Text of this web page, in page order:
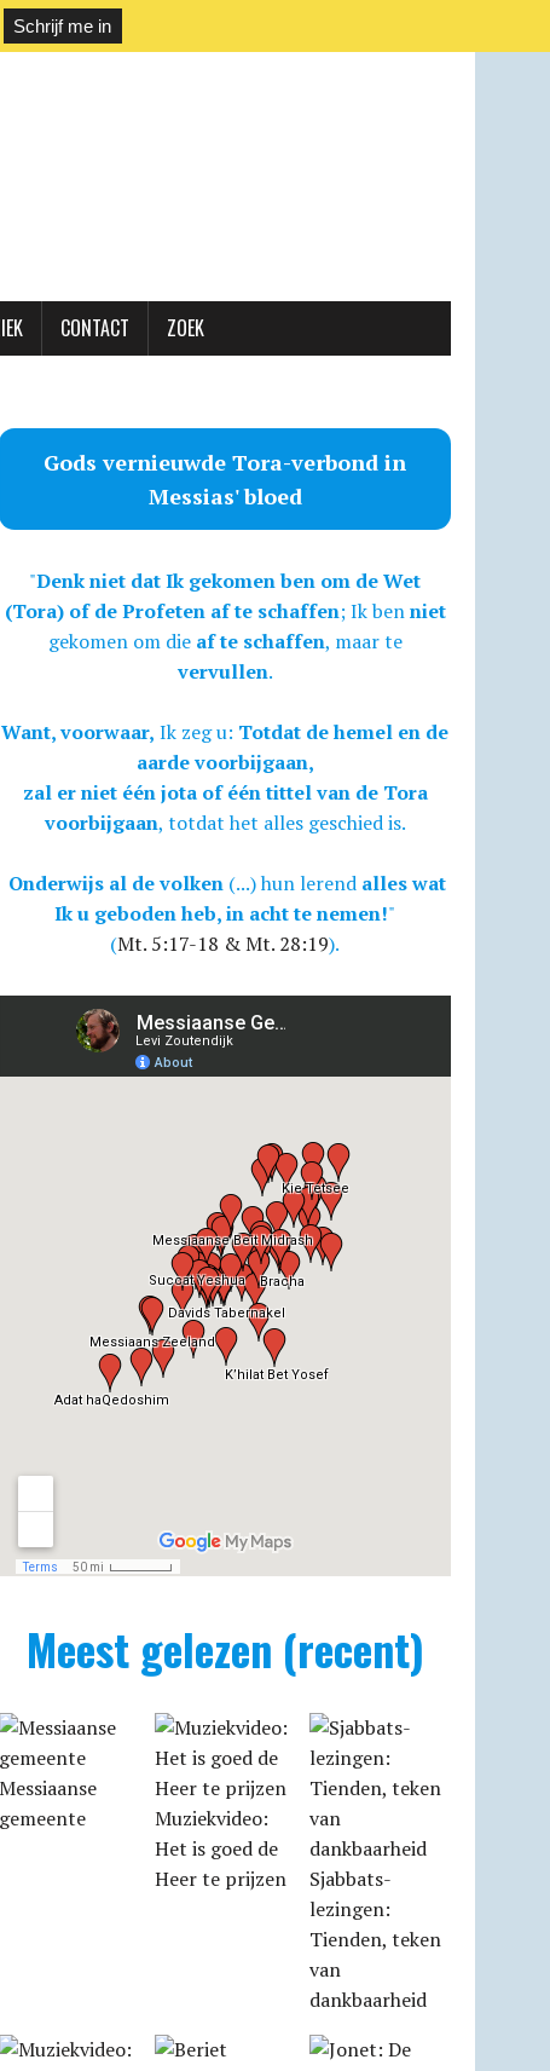
CONTACT ZOEK
Gods vernieuwde Tora-verbond in
Messias' bloed
"Denk niet dat Ik gekomen ben om de Wet
(Tora) of de Profeten af te schaffen; Ik benniet
gekomen om die af te schaffen, maar te
vervullen.
Want, voorwaar, Ik zeg u: Totdat de hemel en de
aarde voorbijgaan,
zal er niet één jota of één tittel van de Tora
voorbijgaan, totdat het alles geschied is.
Onderwijs al de volken (...) hun lerend alles wat
Ik u geboden heb, in acht te nemen!"
(Mt. 5:17-18 & Mt. 28:19).
Meest gelezen (recent)
Messiaanse
gemeente
Muziekvideo:
Het is goed de
Heer te prijzen
Sjabbats­
lezingen:
Tienden, teken
van
dankbaarheid